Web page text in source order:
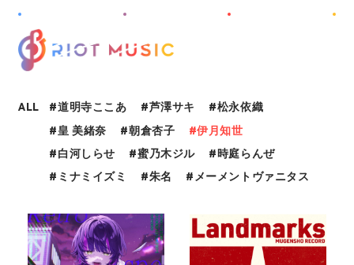
HOME
ABOUT
PROJECT
ALL 道明寺ここあ 芦澤サキ
松永依織
皇 美緒奈
朝倉杏子
伊月知世
白河しらせ
蜜乃木ジル
時庭らんぜ
ミナミイズミ
朱名 メーメントヴァニタス